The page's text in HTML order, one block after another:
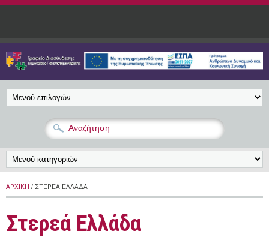
Παράκαμψη προς το κυρίως περιεχόμενο
ΑΡΧΙΚΉ / ΣΤΕΡΕΆ ΕΛΛΆΔΑ
Στερεά Ελλάδα